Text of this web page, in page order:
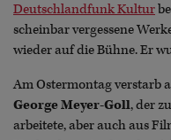
Deutschlandfunk Kultur
scheinbar vergessene
wieder auf die Bühne. Er
Am Ostermontag verstarb
George Meyer-Goll, der
arbeitete, aber auch aus